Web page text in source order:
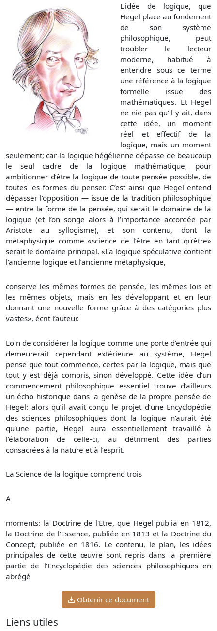
L’idée de logique, que
Hegel place au fondement
de son système
philosophique, peut
troubler le lecteur
moderne, habitué à
entendre sous ce terme
une référence à la logique
formelle issue des
mathématiques. Et Hegel
ne nie pas qu’il y ait, dans
cette idée, un moment
réel et effectif de la
logique, mais un moment
seulement; car la logique hégélienne dépasse de beaucoup
le seul cadre de la logique mathématique, pour
ambitionner d’être la logique de toute pensée possible, de
toutes les formes du penser. C’est ainsi que Hegel entend
dépasser l’opposition — issue de la tradition philosophique
— entre la forme de la pensée, qui serait le domaine de la
logique (et l’on songe alors à l’importance accordée par
Aristote au syllogisme), et son contenu, dont la
métaphysique comme «science de l’être en tant qu’être»
serait le domaine principal. «La logique spéculative contient
l’ancienne logique et l’ancienne métaphysique,
conserve les mêmes formes de pensée, les mêmes lois et
les mêmes objets, mais en les développant et en leur
donnant une nouvelle forme grâce à des catégories plus
vastes», écrit l’auteur.
Loin de considérer la logique comme une porte d’entrée qui
demeurerait cependant extérieure au système, Hegel
pense que tout commence, certes par la logique, mais que
tout y est déjà compris, sinon développé. Cette idée d’un
commencement philosophique essentiel trouve d’ailleurs
un écho historique dans la genèse de la propre pensée de
Hegel: alors qu’il avait conçu le projet d’une Encyclopédie
des sciences philosophiques dont la logique n’aurait été
qu’une partie, Hegel aura essentiellement travaillé à
l’élaboration de celle-ci, au détriment des parties
consacrées à la nature et à l’esprit.
La Science de la logique comprend trois
A
moments: la Doctrine de l'Etre, que Hegel publia en 1812,
la Doctrine de l'Essence, publiée en 1813 et la Doctrine du
Concept, publiée en 1816. Le contenu, le plan, les idées
principales de cette œuvre sont repris dans la première
partie de l'Encyclopédie des sciences philosophiques en
abrégé
Obtenir ce document
Liens utiles